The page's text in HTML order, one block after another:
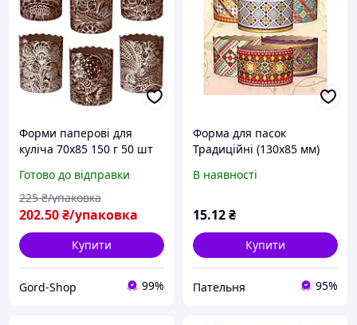
Форми паперові для
куліча 70х85 150 г 50 шт
великодні для
Великодньої випічки
пасхи та пасок
Готово до відправки
202.50₴/упаковка
225 ₴/упаковка
Купити
Gord-Shop 99%
Форма для пасок
Традиційні (130х85 мм)
В наявності
15.12₴
Купити
Пательня 95%